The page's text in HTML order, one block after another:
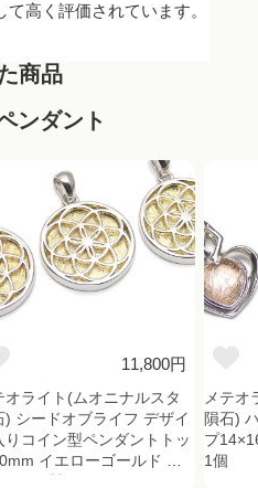
高く評価されています。
商品
ンダント
11,800円
オライト(ムオニナルスタ
) シードオブライフ デザイ
りコイン型ペンダントトッ
イエローゴールド シ
メテオ
隕石)
プ
1個